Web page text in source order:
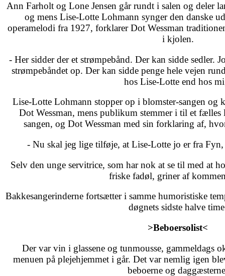
Ann Farholt og Lone Jensen går rundt i salen og deler
og mens Lise-Lotte Lohmann synger den danske
operamelodi fra 1927, forklarer Dot Wessman
i kjolen.
- Her sidder der et strømpebånd. Der kan sidde sedler.
strømpebåndet op. Der kan sidde penge hele vejen
hos Lise-Lotte end hos
Lise-Lotte Lohmann stopper op i blomster-sangen og
Dot Wessman, mens publikum stemmer i til et
sangen, og Dot Wessman med sin forklaring af,
- Nu skal jeg lige tilføje, at Lise-Lotte jo er fra Fyn,
Selv den unge servitrice, som har nok at se til med at
friske fadøl, griner af
Bakkesangerinderne fortsætter i samme humoristiske
døgnets sidste halve
>Beboersolist<
Der var vin i glassene og tunmousse, gammeldags
menuen på plejehjemmet i går. Det var nemlig igen
beboerne og